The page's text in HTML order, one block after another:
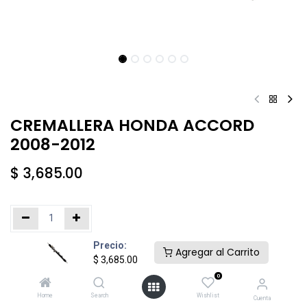
Precio:
$ 3,685.00
Agregar al Carrito
Home Search
0
Wishlist Cuenta
CREMALLERA HONDA ACCORD
2008-2012
$ 3,685.00
Añadir al carrito Comprar ahora
Agregar a la lista de deseos